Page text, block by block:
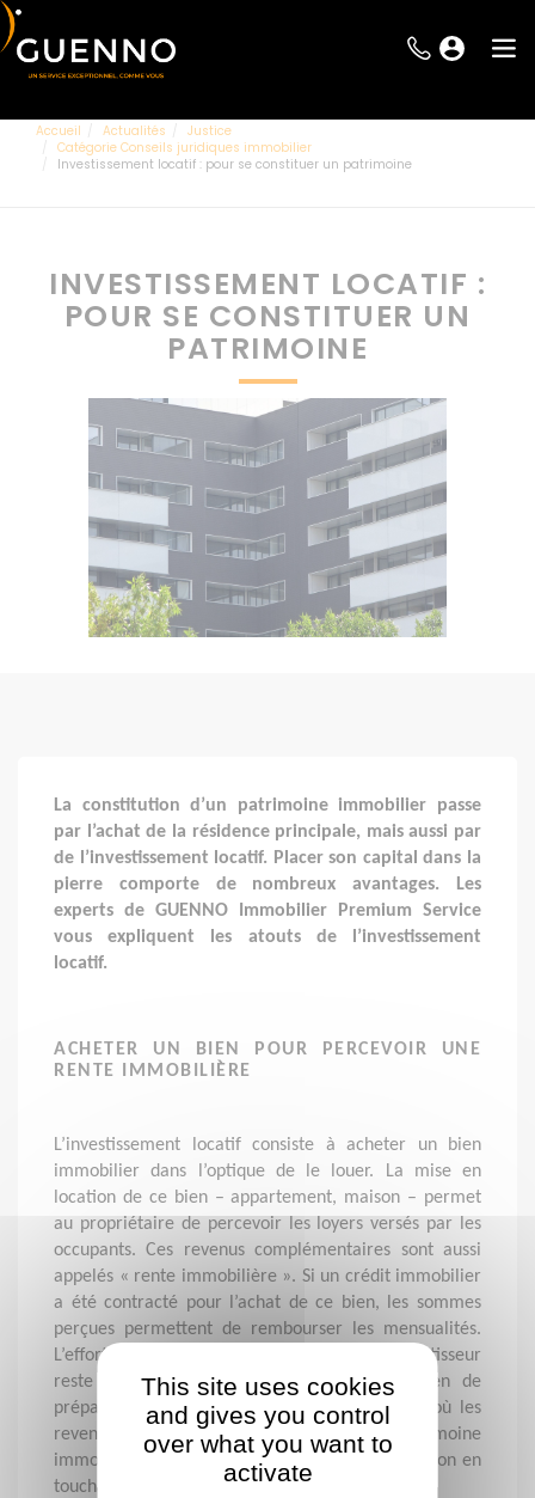
Accueil Actualités
Justice
Catégorie Conseils juridiques immobilier
Investissement locatif : pour se constituer un patrimoine
INVESTISSEMENT LOCATIF :
POUR SE CONSTITUER UN
PATRIMOINE
La constitution d’un patrimoine immobilier passe
par l’achat de la résidence principale, mais aussi par
de l’investissement locatif. Placer son capital dans la
pierre comporte de nombreux avantages. Les
experts de GUENNO Immobilier Premium Service
vous expliquent les atouts de l’investissement
locatif.
ACHETER UN BIEN POUR PERCEVOIR UNE
RENTE IMMOBILIÈRE
L’investissement locatif consiste à acheter un bien
immobilier dans l’optique de le louer. La mise en
location de ce bien – appartement, maison – permet
au propriétaire de percevoir les loyers versés par les
occupants. Ces revenus complémentaires sont aussi
appelés « rente immobilière ». Si un crédit immobilier
a été contracté pour l’achat de ce bien, les sommes
perçues permettent de rembourser les mensualités.
L’effort financier restant à la charge de l’investisseur
reste modéré. Il s’agit aussi d’un bon moyen de
préparer la retraite en anticipant le moment où les
revenus baissent fortement. Détenir un patrimoine
immobilier permet de compenser cette diminution en
touchant ces revenus complémentaires.
This site uses cookies
and gives you control
over what you want to
activate